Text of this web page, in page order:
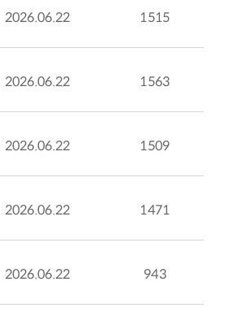
2026.06.22 1515
2026.06.22 1563
2026.06.22 1509
2026.06.22 1471
2026.06.22 943